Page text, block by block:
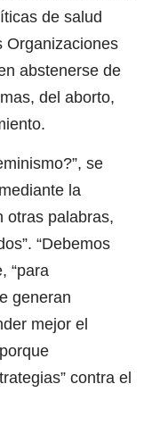
de salud
Organizaciones
abstenerse de
del aborto,
se
la
otras palabras,
“Debemos
“para
generan
mejor el
contra el